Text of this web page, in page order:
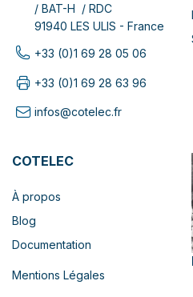
/ BAT-H / RDC
91940 LES ULIS - France
+33 (0)1 69 28 05 06
+33 (0)1 69 28 63 96
infos@cotelec.fr
COTELEC
À propos
Blog
Documentation
Mentions Légales